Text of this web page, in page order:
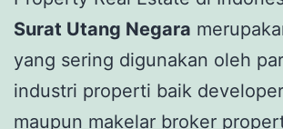
Surat Utang Negara
yang sering digunakan oleh
industri properti baik
maupun makelar broker